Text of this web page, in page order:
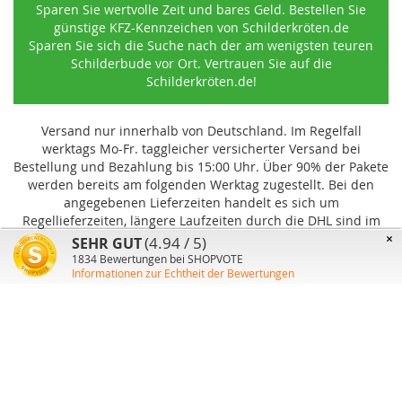
Sparen Sie wertvolle Zeit und bares Geld. Bestellen Sie
günstige KFZ-Kennzeichen von Schilderkröten.de
Sparen Sie sich die Suche nach der am wenigsten teuren
Schilderbude vor Ort. Vertrauen Sie auf die
Schilderkröten.de!
Versand nur innerhalb von Deutschland. Im Regelfall
werktags Mo-Fr. taggleicher versicherter Versand bei
Bestellung und Bezahlung bis 15:00 Uhr. Über 90% der Pakete
werden bereits am folgenden Werktag zugestellt. Bei den
angegebenen Lieferzeiten handelt es sich um
Regellieferzeiten, längere Laufzeiten durch die DHL sind im
Einzelfall möglich und können von uns nicht beeinflusst
werden.
×
SEHR GUT(4.94 / 5)
1834 Bewertungen bei SHOPVOTE
Informationen zur Echtheit der Bewertungen